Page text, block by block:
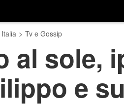
> Tv e Gossip
al sole,
e